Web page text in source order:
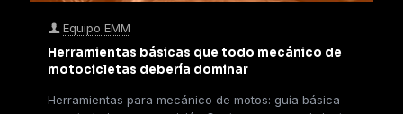
Equipo EMM
Herramientas básicas que todo mecánico de
motocicletas debería dominar
Herramientas para mecánico de motos: guía básica